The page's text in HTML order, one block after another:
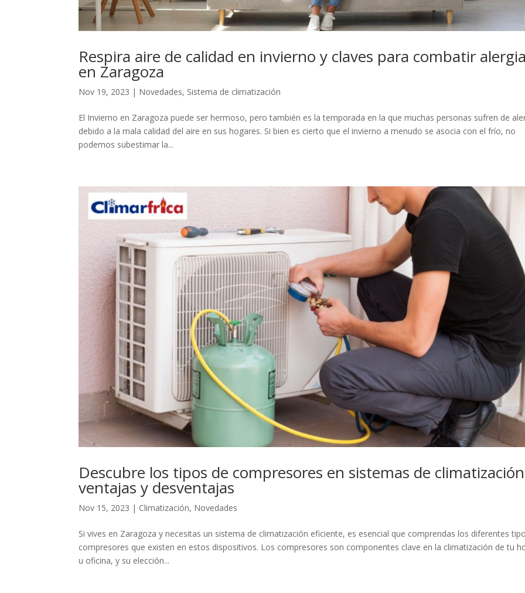
Respira aire de calidad en invierno y claves para combatir
en Zaragoza
Nov 19, 2023 | Novedades, Sistema de climatización
El Invierno en Zaragoza puede ser hermoso, pero también es la temporada en la que muchas personas sufren de
debido a la mala calidad del aire en sus hogares. Si bien es cierto que el invierno a menudo se asocia con el frío, no
podemos subestimar la...
Descubre los tipos de compresores en sistemas de
ventajas y desventajas
Nov 15, 2023 | Climatización, Novedades
Si vives en Zaragoza y necesitas un sistema de climatización eficiente, es esencial que comprendas los diferentes
compresores que existen en estos dispositivos. Los compresores son componentes clave en la climatización de tu
u oficina, y su elección...